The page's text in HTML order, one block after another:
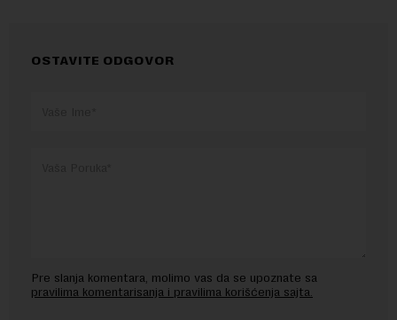
OSTAVITE ODGOVOR
Pre slanja komentara, molimo vas da se upoznate sa
pravilima komentarisanja i pravilima korišćenja sajta.